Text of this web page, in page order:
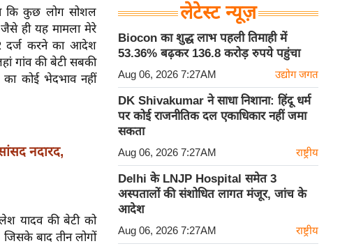
कि कुछ लोग सोशल
ही यह मामला मेरे
दर्ज करने का आदेश
गांव की बेटी सबकी
कोई भेदभाव नहीं
नदारद,
यादव की बेटी को
बाद तीन लोगों
लेटेस्ट न्यूज़
Biocon का शुद्ध लाभ पहली तिमाही में
53.36% बढ़कर 136.8 करोड़ रुपये पहुंचा
Aug 06, 2026 7:27AM उद्योग जगत
DK Shivakumar ने साधा निशाना: हिंदू धर्म
पर कोई राजनीतिक दल एकाधिकार नहीं जमा
सकता
Aug 06, 2026 7:27AM राष्ट्रीय
Delhi के LNJP Hospital समेत 3
अस्पतालों की संशोधित लागत मंजूर, जांच के
आदेश
Aug 06, 2026 7:27AM राष्ट्रीय